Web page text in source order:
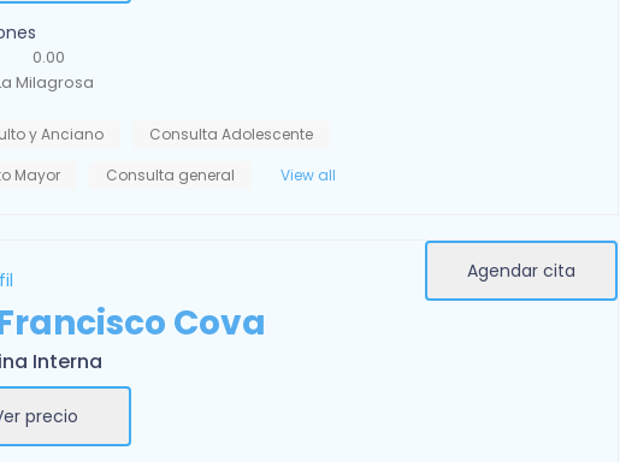
0.00
Milagrosa
y Anciano
Consulta Adolescente
Mayor Consulta general View all
Cova
Interna
precio
Agendar cita